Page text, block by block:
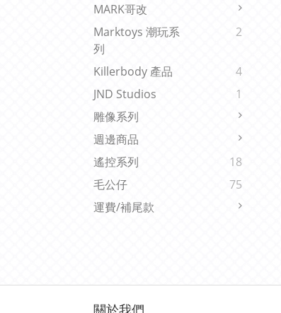
MARK哥改
Marktoys 潮玩系
列
2
Killerbody 產品
4
JND Studios
1
雕像系列
週邊商品
遙控系列
18
毛公仔
75
運費/補尾款